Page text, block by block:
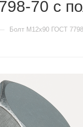
70 с
Болт М12x90 ГОСТ